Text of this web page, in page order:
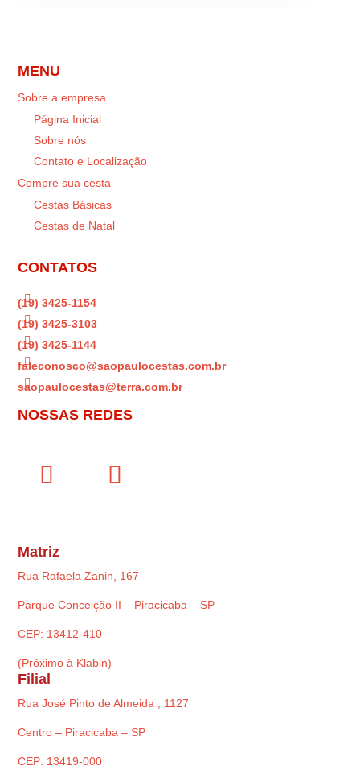
MENU
Sobre a empresa
Página Inicial
Sobre nós
Contato e Localização
Compre sua cesta
Cestas Básicas
Cestas de Natal
CONTATOS

(19) 3425-1154

(19) 3425-3103

(19) 3425-1144

faleconosco@saopaulocestas.com.br

saopaulocestas@terra.com.br
NOSSAS REDES
Matriz
Rua Rafaela Zanin, 167
Parque Conceição II – Piracicaba – SP
CEP: 13412-410
(Próximo à Klabin)
Filial
Rua José Pinto de Almeida , 1127
Centro – Piracicaba – SP
CEP: 13419-000